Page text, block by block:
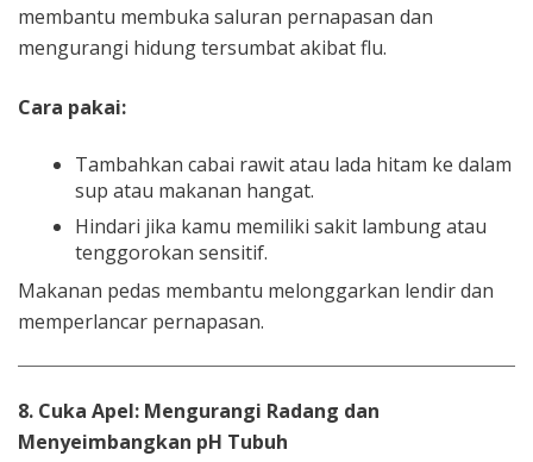
membantu membuka saluran pernapasan dan
mengurangi hidung tersumbat akibat flu.
Cara pakai:
Tambahkan cabai rawit atau lada hitam ke dalam
sup atau makanan hangat.
Hindari jika kamu memiliki sakit lambung atau
tenggorokan sensitif.
Makanan pedas membantu melonggarkan lendir dan
memperlancar pernapasan.
8. Cuka Apel: Mengurangi Radang dan
Menyeimbangkan pH Tubuh